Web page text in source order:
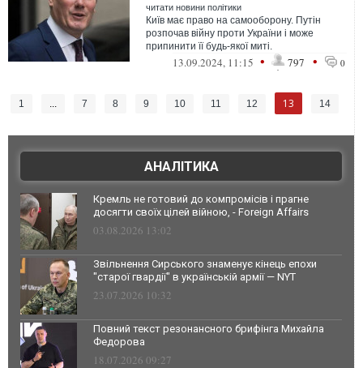
читати новини політики
Київ має право на самооборону. Путін
розпочав війну проти України і може
припинити її будь-якої миті.
13.09.2024, 11:15 • 797 • 0
1 ... 7 8 9 10 11 12 13 14
АНАЛІТИКА
Кремль не готовий до компромісів і прагне
досягти своїх цілей війною, - Foreign Affairs
03.08.2026 13:02
Звільнення Сирського знаменує кінець епохи
"старої гвардії" в українській армії — NYT
23.07.2026 10:32
Повний текст резонансного брифінга Михайла
Федорова
18.07.2026 09:27